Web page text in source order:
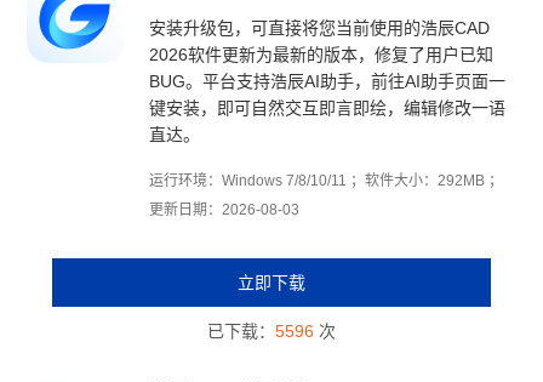
安装升级包，可直接将您当前使用的浩辰CAD
2026软件更新为最新的版本，修复了用户已知
BUG。平台支持浩辰AI助手，前往AI助手页面一
键安装，即可自然交互即言即绘，编辑修改一语
直达。
运行环境：Windows 7/8/10/11 ；软件大小：292MB ；
更新日期：2026-08-03
立即下载
已下载： 5596 次